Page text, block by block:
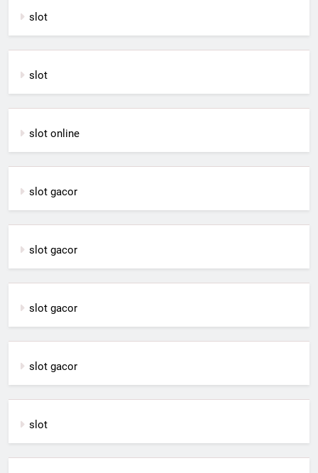
slot
slot
slot online
slot gacor
slot gacor
slot gacor
slot gacor
slot